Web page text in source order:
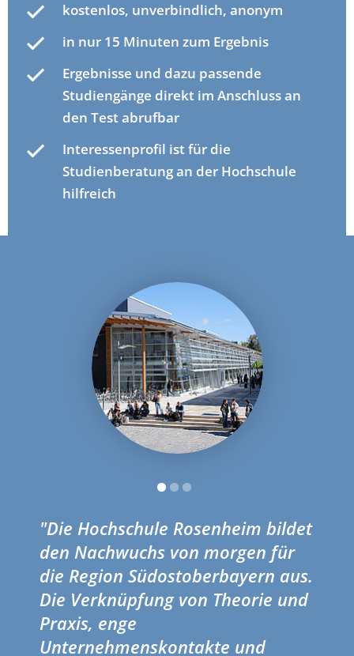
kostenlos, unverbindlich, anonym
in nur 15 Minuten zum Ergebnis
Ergebnisse und dazu passende
Studiengänge direkt im Anschluss an
den Test abrufbar
Interessenprofil ist für die
Studienberatung an der Hochschule
hilfreich
"Die Hochschule Rosenheim bildet
den Nachwuchs von morgen für
die Region Südostoberbayern aus.
Die Verknüpfung von Theorie und
Praxis, enge
Unternehmenskontakte und